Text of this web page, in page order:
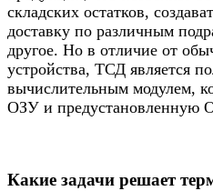
складских остатков,
доставку по различным
другое. Но в отличие от
устройства, ТСД является
вычислительным модулем,
ОЗУ и предустановленную
Какие задачи решает